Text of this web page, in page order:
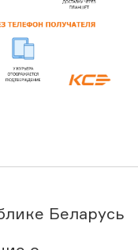
Беларусь